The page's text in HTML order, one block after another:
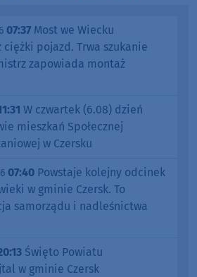
07:37 Most we Wiecku
ciężki pojazd. Trwa szukanie
zapowiada montaż
W czwartek (6.08) dzień
mieszkań Społecznej
w Czersku
07:40 Powstaje kolejny odcinek
w gminie Czersk. To
samorządu i nadleśnictwa
Święto Powiatu
w gminie Czersk